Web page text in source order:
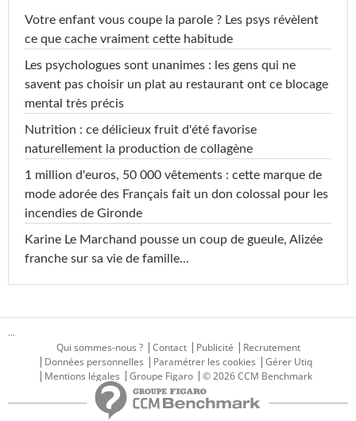
Votre enfant vous coupe la parole ? Les psys révèlent
ce que cache vraiment cette habitude
Les psychologues sont unanimes : les gens qui ne
savent pas choisir un plat au restaurant ont ce blocage
mental très précis
Nutrition : ce délicieux fruit d'été favorise
naturellement la production de collagène
1 million d'euros, 50 000 vêtements : cette marque de
mode adorée des Français fait un don colossal pour les
incendies de Gironde
Karine Le Marchand pousse un coup de gueule, Alizée
franche sur sa vie de famille...
...
Qui sommes-nous ?
Contact Publicité
Recrutement
Données personnelles
Paramétrer les cookies
Gérer Utiq
Mentions légales
Groupe Figaro © 2026 CCM Benchmark